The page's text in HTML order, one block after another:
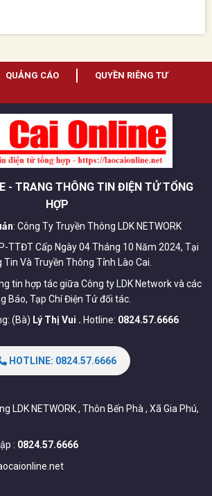
QUẢNG CÁO QUYỀN RIÊNG TƯ
- TRANG THÔNG TIN ĐIỆN TỬ TỔNG
HỢP
: Công Ty Truyền Thông LDK NETWORK
TTĐT Cấp Ngày 04 Tháng 10 Năm 2024, Tại
Tin Và Truyền Thông Tỉnh Lào Cai.
tin hợp tác giữa Công ty LDK Network và các
Báo, Tạp Chí Điện Tử đối tác.
(Bà) Lý Thị Vui . Hotline: 0824.57.6666
HOTLINE: 0824.57.6666
LDK NETWORK , Thôn Bến Phà , Xã Gia Phú,
: 0824.57.6666